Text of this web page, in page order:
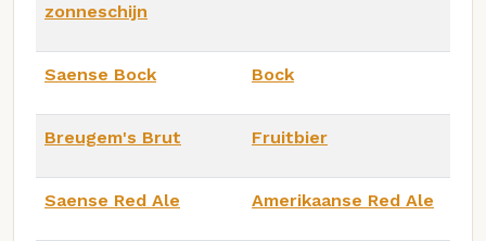
zonneschijn
Saense Bock Bock
Breugem's Brut Fruitbier
Saense Red Ale Amerikaanse Red Ale